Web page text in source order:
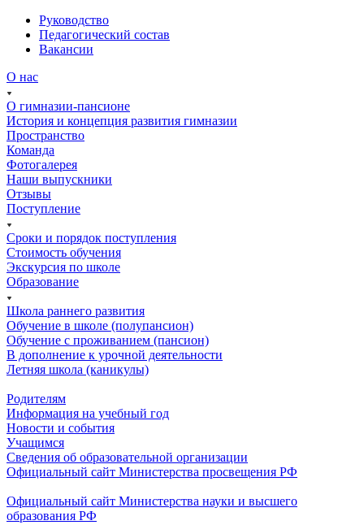
Руководство
Педагогический состав
Вакансии
О нас
О гимназии-пансионе
История и концепция развития гимназии
Пространство
Команда
Фотогалерея
Наши выпускники
Отзывы
Поступление
Сроки и порядок поступления
Стоимость обучения
Экскурсия по школе
Образование
Школа раннего развития
Обучение в школе (полупансион)
Обучение с проживанием (пансион)
В дополнение к урочной деятельности
Летняя школа (каникулы)
Родителям
Информация на учебный год
Новости и события
Учащимся
Сведения об образовательной организации
Официальный сайт Министерства просвещения РФ
Официальный сайт Министерства науки и высшего
образования РФ